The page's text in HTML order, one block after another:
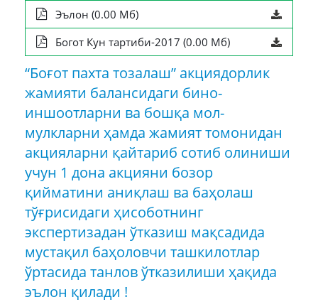
Эълон (0.00 Мб)
Богот Кун тартиби-2017 (0.00 Мб)
“Боғот пахта тозалаш” акциядорлик
жамияти балансидаги бино-
иншоотларни ва бошқа мол-
мулкларни ҳамда жамият томонидан
акцияларни қайтариб сотиб олиниши
учун 1 дона акцияни бозор
қийматини аниқлаш ва баҳолаш
тўғрисидаги ҳисоботнинг
экспертизадан ўтказиш мақсадида
мустақил баҳоловчи ташкилотлар
ўртасида танлов ўтказилиши ҳақида
эълон қилади !